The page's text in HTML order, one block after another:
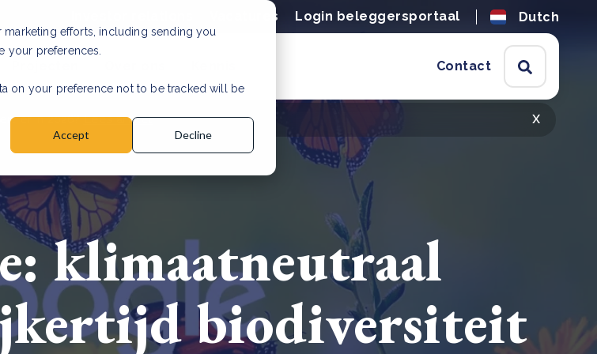
marketing efforts, including sending you
your preferences.
on your preference not to be tracked will be
Accept Decline
Vacatures Login beleggersportaal Dutch
Contact
x
er in 2026?Lees artikel
klimaatneutraal
biodiversiteit